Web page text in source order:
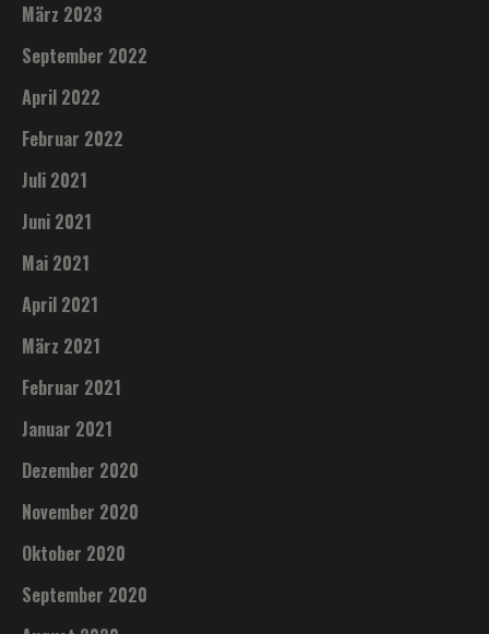
März 2023
September 2022
April 2022
Februar 2022
Juli 2021
Juni 2021
Mai 2021
April 2021
März 2021
Februar 2021
Januar 2021
Dezember 2020
November 2020
Oktober 2020
September 2020